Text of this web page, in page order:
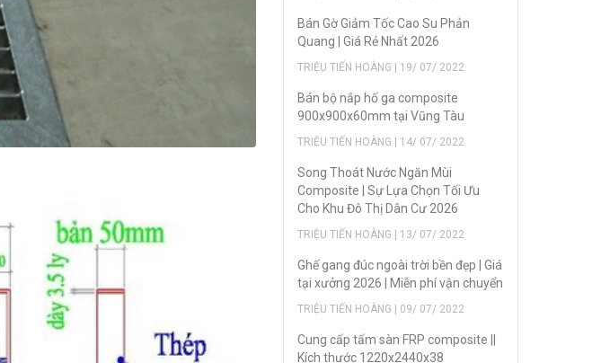
Bán Gờ Giảm Tốc Cao Su Phản
Quang | Giá Rẻ Nhất 2026
TRIỆU TIẾN HOÀNG | 19/ 07/ 2022
Bán bộ nắp hố ga composite
900x900x60mm tại Vũng Tàu
TRIỆU TIẾN HOÀNG | 14/ 07/ 2022
Song Thoát Nước Ngăn Mùi
Composite | Sự Lựa Chọn Tối Ưu
Cho Khu Đô Thị Dân Cư 2026
TRIỆU TIẾN HOÀNG | 13/ 07/ 2022
Ghế gang đúc ngoài trời bền đẹp | Giá
tại xưởng 2026 | Miễn phí vận chuyển
TRIỆU TIẾN HOÀNG | 09/ 07/ 2022
Cung cấp tấm sàn FRP composite ||
Kích thước 1220x2440x38